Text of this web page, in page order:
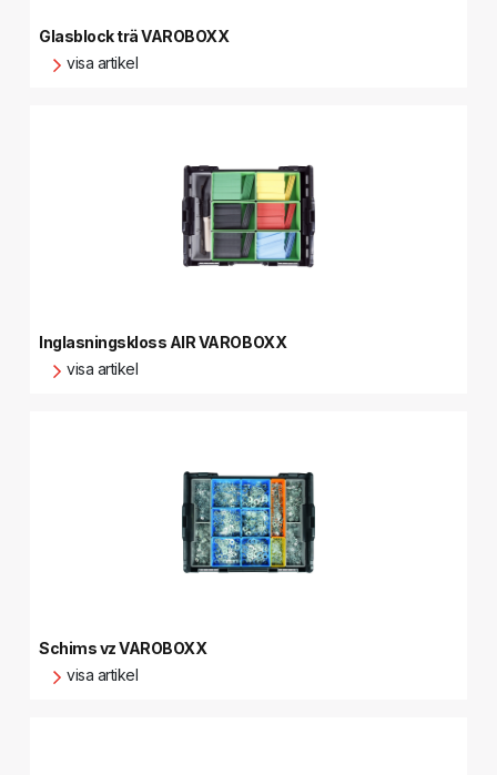
Glasblock trä VAROBOXX
visa artikel
Inglasningskloss AIR VAROBOXX
visa artikel
Schims vz VAROBOXX
visa artikel